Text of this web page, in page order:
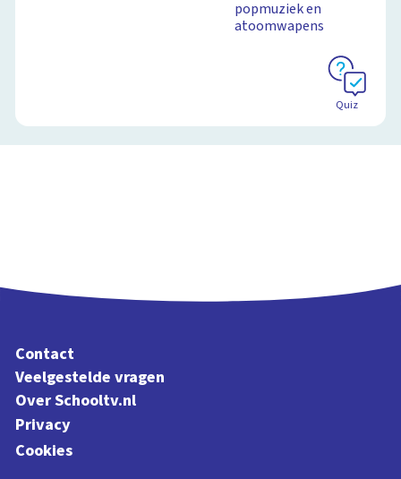
popmuziek en
atoomwapens
Quiz
Contact
Veelgestelde vragen
Over Schooltv.nl
Privacy
Cookies